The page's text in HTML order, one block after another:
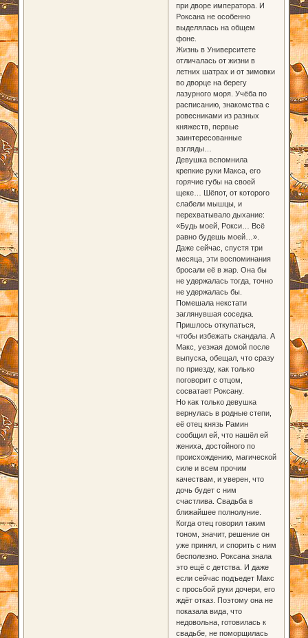
при дворе императора. И
Роксана не особенно
выделялась на общем
фоне.
Жизнь в Университете
отличалась от жизни в
летних шатрах и от зимовки
во дворце на берегу
лазурного моря. Учёба по
расписанию, знакомства с
ровесниками из разных
княжеств, первые
заинтересованные
взгляды…
Девушка вспомнила
крепкие руки Макса, его
горячие губы на своей
щеке… Шёпот, от которого
слабели мышцы, и
перехватывало дыхание:
«Будь моей, Рокси… Всё
равно будешь моей…».
Даже сейчас, спустя три
месяца, эти воспоминания
бросали её в жар. Она бы
не удержалась тогда, точно
не удержалась бы.
Помешала некстати
заглянувшая соседка.
Пришлось откупаться,
чтобы избежать скандала. А
Макс, уезжая домой после
выпуска, обещал, что сразу
по приезду, как только
поговорит с отцом,
сосватает Роксану.
Но как только девушка
вернулась в родные степи,
её отец князь Рамин
сообщил ей, что нашёл ей
жениха, достойного по
происхождению, магической
силе и всем прочим
качествам, и уверен, что
дочь будет с ним
счастлива. Свадьба в
ближайшее полнолуние.
Когда отец говорил таким
тоном, значит, решение он
уже принял, и спорить с ним
бесполезно. Роксана знала
это ещё с детства. И даже
если сейчас подъедет Макс
с просьбой руки дочери, его
ждёт отказ. Поэтому она не
показала вида, что
недовольна, готовилась к
свадьбе, не поморщилась